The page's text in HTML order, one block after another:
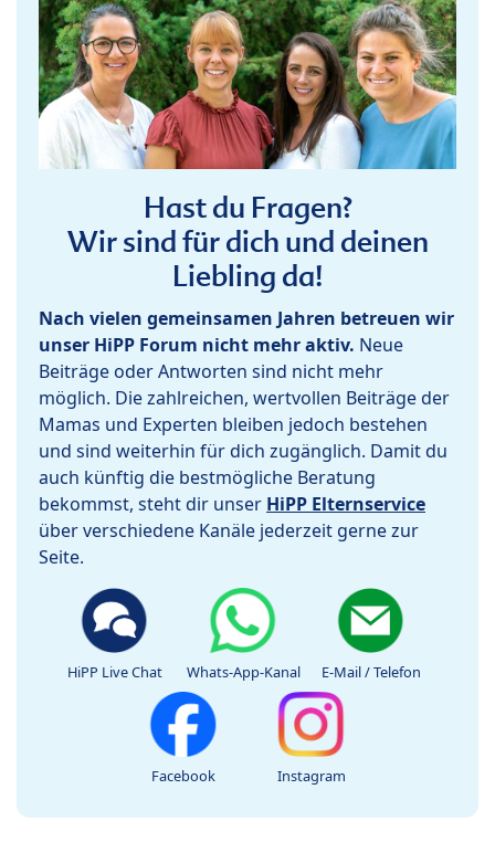
Hast du Fragen?
Wir sind für dich und deinen
Liebling da!
Nach vielen gemeinsamen Jahren betreuen wir
unser HiPP Forum nicht mehr aktiv. Neue
Beiträge oder Antworten sind nicht mehr
möglich. Die zahlreichen, wertvollen Beiträge der
Mamas und Experten bleiben jedoch bestehen
und sind weiterhin für dich zugänglich. Damit du
auch künftig die bestmögliche Beratung
bekommst, steht dir unser HiPP Elternservice
über verschiedene Kanäle jederzeit gerne zur
Seite.
HiPP Live Chat Whats-App-Kanal E-Mail / Telefon
Facebook Instagram